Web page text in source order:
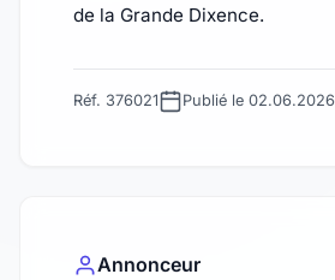
de la Grande Dixence.
Réf. 376021 Publié le 02.06.2026
Annonceur